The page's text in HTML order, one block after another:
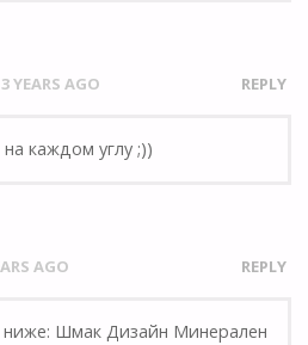
YEARS AGO REPLY
каждом углу ;))
AGO REPLY
ниже: Шмак Дизайн Минерален